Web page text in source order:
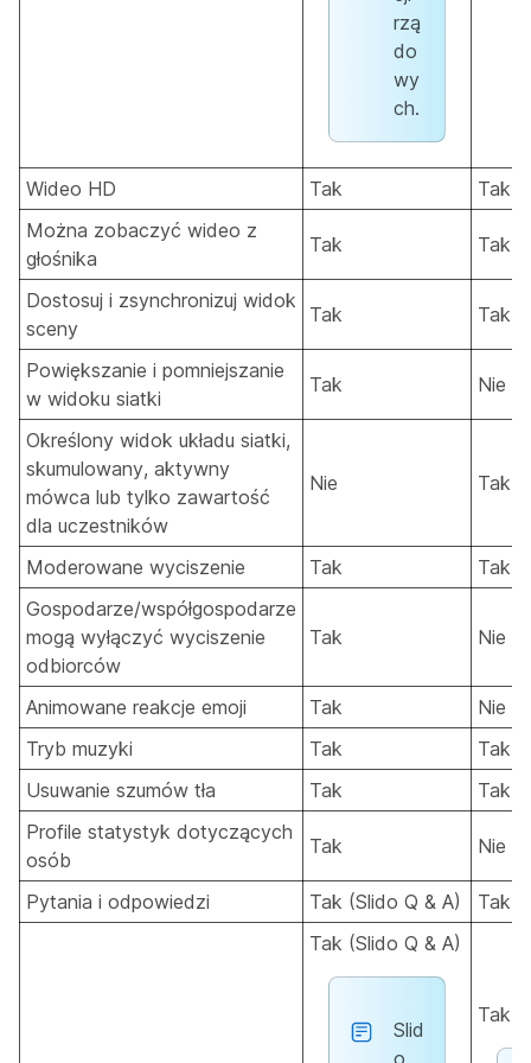
rzą
do
wy
ch.
Wideo HD Tak
Tak
Można zobaczyć wideo z
głośnika
Tak Tak
Dostosuj i zsynchronizuj widok
sceny
Tak Tak
Powiększanie i pomniejszanie
w widoku siatki
Tak Nie
Określony widok układu siatki,
skumulowany, aktywny
mówca lub tylko zawartość
dla uczestników
Nie Tak
Moderowane wyciszenie Tak
Tak
Gospodarze/współgospodarze
mogą wyłączyć wyciszenie
odbiorców
Tak Nie
Animowane reakcje emoji Tak
Nie
Tryb muzyki
Tak
Tak
Usuwanie szumów tła
Tak
Tak
Profile statystyk dotyczących
osób
Tak Nie
Pytania i odpowiedzi Tak (Slido Q & A) Tak
Tak (Slido Q & A)
Slid
o
Tak